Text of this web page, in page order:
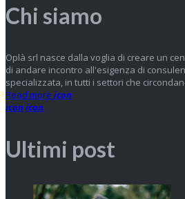
Chi siamo
Oplà srl nasce dalla voglia di creare un
di andare incontro all'esigenza di
specializzata, in tutti i settori che
Read more icon
iconicon
Ultimi post